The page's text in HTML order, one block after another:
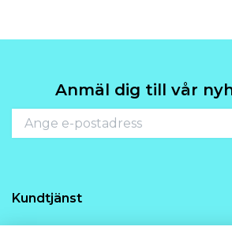
Anmäl dig till vår
Kundtjänst